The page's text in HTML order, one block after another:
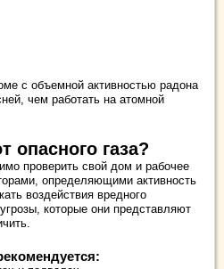
с объемной активностью радона
чем работать на атомной
опасного газа?
проверить свой дом и рабочее
определяющими активность
воздействия вредного
которые они представляют